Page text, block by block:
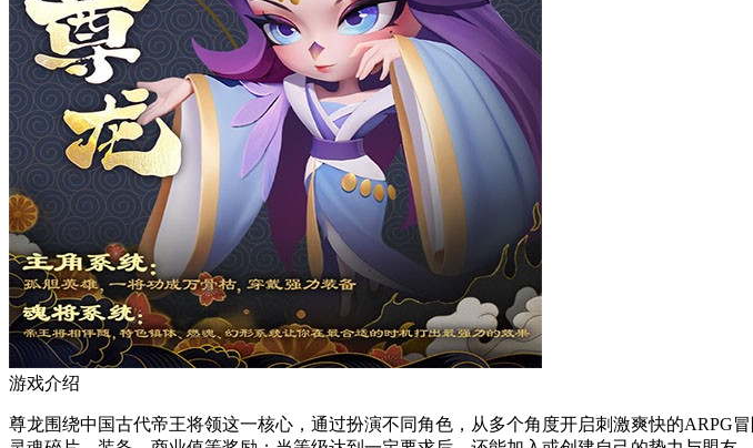
游戏介绍
尊龙围绕中国古代帝王将领这一核心，通过扮演不同角色，从多个角度开启刺激爽快的